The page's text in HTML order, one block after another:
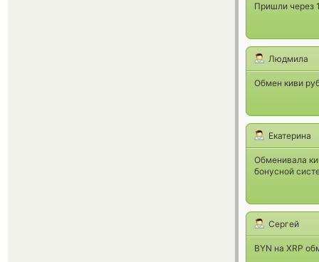
Пришли через
Людмила
Обмен киви
Екатерина
Обменивала
бонусной
Сергей
BYN на XRP